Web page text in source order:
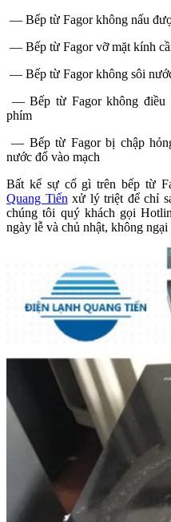
— Bếp từ Fagor không nấu
— Bếp từ Fagor vỡ mặt kính
— Bếp từ Fagor không sôi
— Bếp từ Fagor không điều
phím
— Bếp từ Fagor bị chập
nước đổ vào mạch
Bất kể sự cố gì trên bếp từ
Quang Tiến xử lý triệt để chỉ
chúng tôi quý khách gọi
ngày lễ và chủ nhật, không ngại